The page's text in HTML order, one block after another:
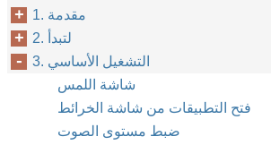
1. مقدمة
2. لتبدأ
3. التشغيل الأساسي
شاشة اللمس
فتح التطبيقات من شاشة الخرائط
ضبط مستوى الصوت